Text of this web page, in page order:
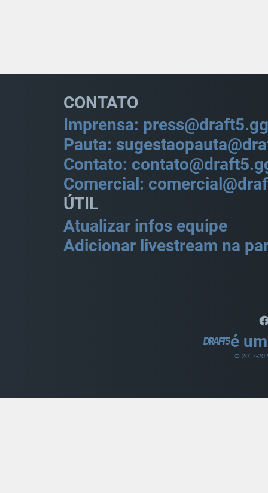
CONTATO
Imprensa: press@draft5.gg
Pauta:
Contato:
Comercial:
ÚTIL
Atualizar infos equipe
Adicionar livestream na
é
© 2017-